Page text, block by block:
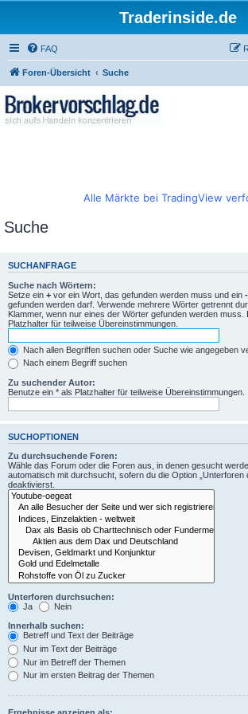
Traderinside.de
FAQ
Foren-Übersicht Suche
Alle Märkte bei TradingView
Suche
SUCHANFRAGE
Suche nach Wörtern:
Setze ein + vor ein Wort, das gefunden werden muss und ein -
gefunden werden darf. Verwende mehrere Wörter getrennt
Klammer, wenn nur eines der Wörter gefunden werden muss.
Platzhalter für teilweise Übereinstimmungen.
Nach allen Begriffen suchen oder Suche wie angegeben
Nach einem Begriff suchen
Zu suchender Autor:
Benutze ein * als Platzhalter für teilweise Übereinstimmungen.
SUCHOPTIONEN
Zu durchsuchende Foren:
Wähle das Forum oder die Foren aus, in denen gesucht
automatisch mit durchsucht, sofern du die Option „Unterforen
deaktivierst.
Unterforen durchsuchen:
Ja
Nein
Innerhalb suchen:
Betreff und Text der Beiträge
Nur im Text der Beiträge
Nur im Betreff der Themen
Nur im ersten Beitrag der Themen